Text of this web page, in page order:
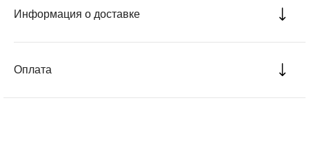
Информация о доставке
Оплата